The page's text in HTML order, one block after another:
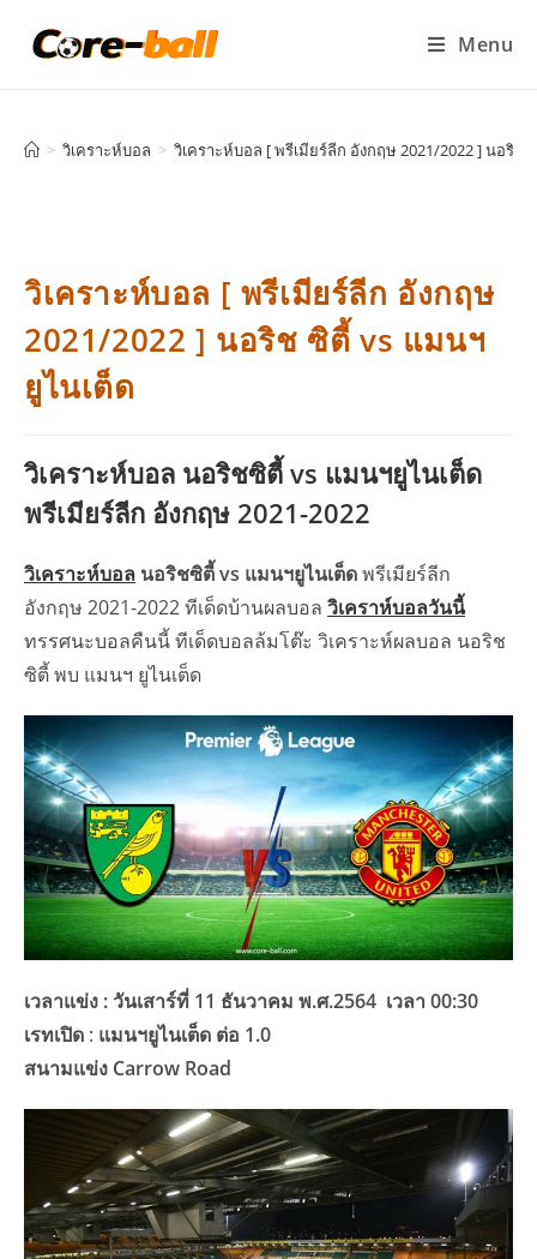
Menu
> วิเคราะห์บอล > วิเคราะห์บอล [ พรีเมียร์ลีก อังกฤษ 2021/2022 ] นอริช
วิเคราะห์บอล [ พรีเมียร์ลีก อังกฤษ
2021/2022 ] นอริช ซิตี้ vs แมนฯ
ยูไนเต็ด
วิเคราะห์บอล นอริชซิตี้ vs แมนฯยูไนเต็ด
พรีเมียร์ลีก อังกฤษ 2021-2022
วิเคราะห์บอล นอริชซิตี้ vs แมนฯยูไนเต็ดพรีเมียร์ลีก
อังกฤษ 2021-2022 ทีเด็ดบ้านผลบอล วิเคราห์บอลวันนี้
ทรรศนะบอลคืนนี้ ทีเด็ดบอลล้มโต๊ะ วิเคราะห์ผลบอล นอริช
ซิตี้ พบ แมนฯ ยูไนเต็ด
เวลาแข่ง : วันเสาร์ที่ 11 ธันวาคม พ.ศ.2564 เวลา 00:30
เรทเปิด : แมนฯยูไนเต็ด ต่อ 1.0
สนามแข่ง Carrow Road